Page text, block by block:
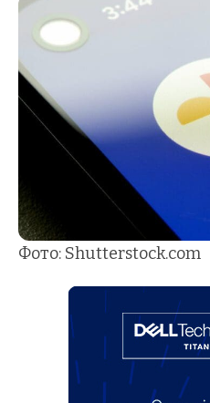
Фото: Shutterstock.com